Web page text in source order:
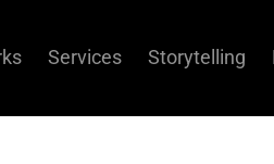
Services Storytelling